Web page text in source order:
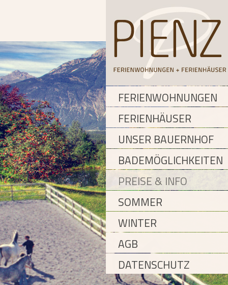
FERIENWOHNUNGEN
FERIENHÄUSER
UNSER BAUERNHOF
BADEMÖGLICHKEITEN
PREISE & INFO
SOMMER
WINTER
AGB
DATENSCHUTZ